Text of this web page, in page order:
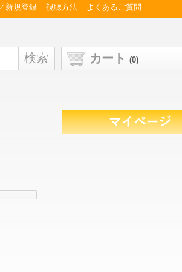
検索
新規登録 視聴方法 よくあるご質問
カート (0)